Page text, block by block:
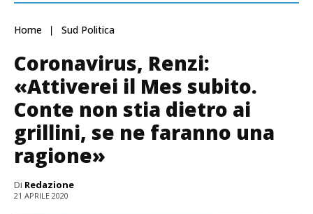
Home Sud Politica
Coronavirus, Renzi:
«Attiverei il Mes subito.
Conte non stia dietro ai
grillini, se ne faranno una
ragione»
Di Redazione
21 APRILE 2020